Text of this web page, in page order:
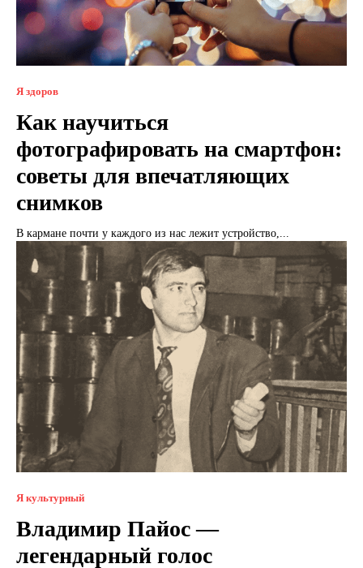
Я здоров
Как научиться
фотографировать на смартфон:
советы для впечатляющих
снимков
В кармане почти у каждого из нас лежит устройство,...
Я культурный
Владимир Пайос —
легендарный голос